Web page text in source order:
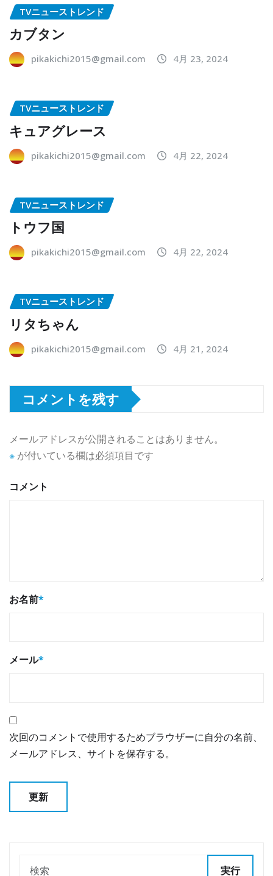
TVニューストレンド
カブタン
pikakichi2015@gmail.com 4月 23, 2024
TVニューストレンド
キュアグレース
pikakichi2015@gmail.com 4月 22, 2024
TVニューストレンド
トウフ国
pikakichi2015@gmail.com 4月 22, 2024
TVニューストレンド
リタちゃん
pikakichi2015@gmail.com 4月 21, 2024
コメントを残す
メールアドレスが公開されることはありません。
※ が付いている欄は必須項目です
コメント
お名前*
メール*
次回のコメントで使用するためブラウザーに自分の名前、
メールアドレス、サイトを保存する。
実行